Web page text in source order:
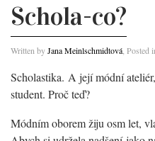
Schola-co?
Written byJana Meinlschmidtová , Posted
Scholastika. A její módní
student. Proč teď?
Módním oborem žiju osm let,